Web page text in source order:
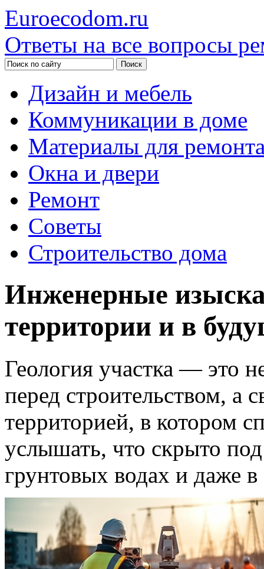
Euroecodom.ru
Ответы на все вопросы
Дизайн и мебель
Коммуникации в доме
Материалы для
Окна и двери
Ремонт
Советы
Строительство дома
Инженерные
территории и в
Геология участка — это
перед строительством, а
территорией, в котором
услышать, что скрыто
грунтовых водах и даже